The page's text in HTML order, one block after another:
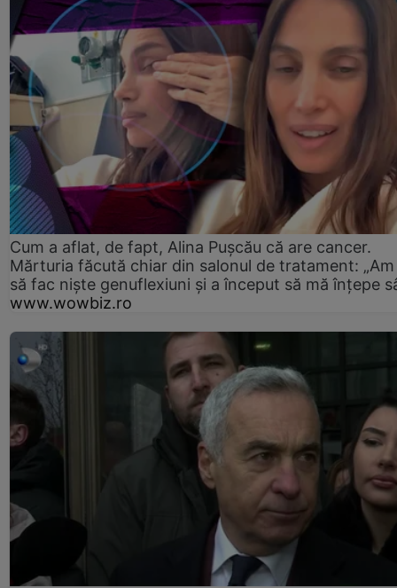
Cum a aflat, de fapt, Alina Pușcău că are cancer.
Mărturia făcută chiar din salonul de tratament:
să fac niște genuflexiuni și a început să mă înțepe
www.wowbiz.ro